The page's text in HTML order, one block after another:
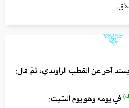
آخر عن القطب الراوندي، ثمّ قال:
في يومه وهو يوم السّبت: